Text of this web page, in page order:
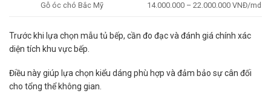
Gỗ óc chó Bắc Mỹ 14.000.000 – 22.000.000 VNĐ/md
Trước khi lựa chọn mẫu tủ bếp, cần đo đạc và đánh giá chính xác
diện tích khu vực bếp.
Điều này giúp lựa chọn kiểu dáng phù hợp và đảm bảo sự cân đối
cho tổng thể không gian.